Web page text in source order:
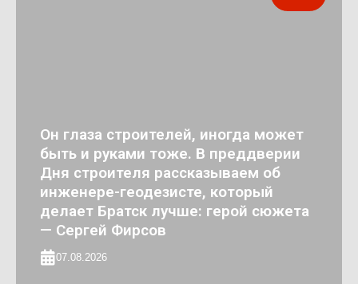
Он глаза строителей, иногда может
быть и руками тоже. В преддверии
Дня строителя рассказываем об
инженере-геодезисте, который
делает Братск лучше: герой сюжета
— Сергей Фирсов
07.08.2026